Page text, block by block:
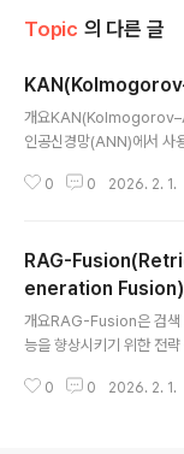
Topic 의 다른 글
개요
인공신경망(ANN)에서 사
각 뉴런을 대체한 새로운
olmogorov–Arnold 표현
합으로 구성된 적응형 신경
해석 가능하고 수학적으로
스 모델의 해석 어려움, 과
뉴런을 제거하고 학습 가
모델을 구성함2. 특징특징
0 0 2026. 2. 1.
RAG-
eneration Fusion)
개요RAG-Fusion은 검색
능을 향상시키기 위한 전
여 보다 정확하고 풍부한
0 0 2026. 2. 1.